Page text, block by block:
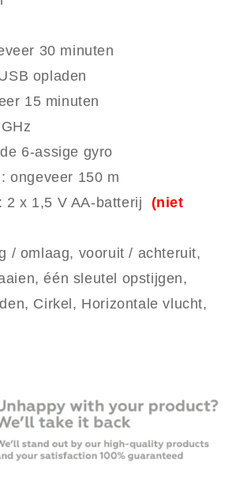
30 minuten
opladen
15 minuten
6-assige gyro
ongeveer 150 m
2 x 1,5 V AA-batterij (niet
/ omlaag, vooruit / achteruit,
één sleutel opstijgen,
Cirkel, Horizontale vlucht,